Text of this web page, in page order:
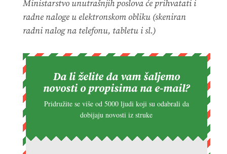
Ministarstvo unutrašnjih poslova će prihvatati i
radne naloge u elektronskom obliku (skeniran
radni nalog na telefonu, tabletu i sl.)
Da li želite da vam šaljemo
novosti o propisima na e-mail?
Pridružite se više od 5000 ljudi koji su odabrali da
dobijaju novosti iz struke